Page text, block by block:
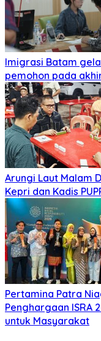
Imigrasi Batam
pemohon pada
Arungi Laut Malam
Kepri dan Kadis
Pertamina Patra
Penghargaan ISRA
untuk Masyarakat